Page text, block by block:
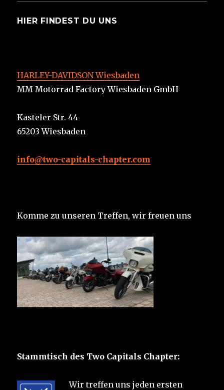
HIER FINDEST DU UNS
HARLEY-DAVIDSON Wiesbaden
MM Motorrad Factory Wiesbaden GmbH
Kasteler Str. 44
65203 Wiesbaden
info@two-capitals-chapter.com
Komme zu unseren Treffen, wir freuen uns
Stammtisch des Two Capitals Chapter:
Wir treffen uns jeden ersten